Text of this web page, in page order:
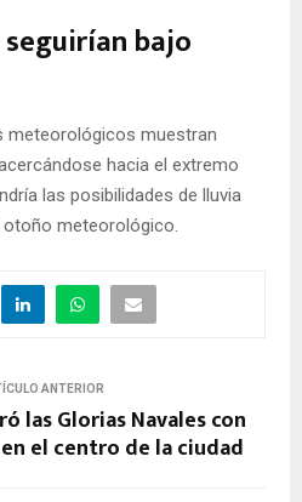
bajo
meteorológicos muestran
hacia el extremo
las posibilidades de lluvia
meteorológico.
ANTERIOR
las Glorias Navales con
el centro de la ciudad